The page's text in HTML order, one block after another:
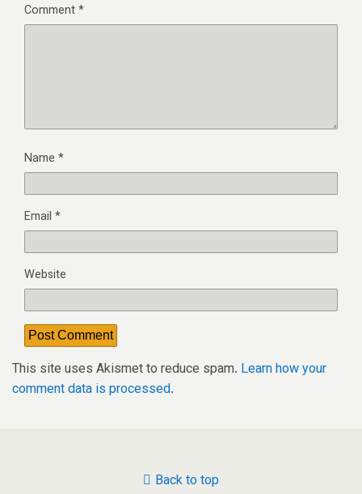
Comment*
Name *
Email *
Website
This site uses Akismet to reduce spam. Learn how your
comment data is processed.
Back to top